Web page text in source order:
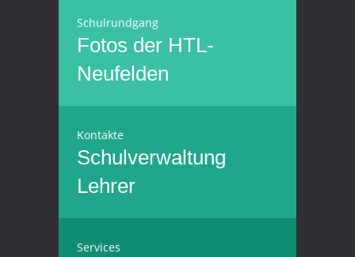
Schulrundgang
Fotos der HTL-
Neufelden
Kontakte
Schulverwaltung
Lehrer
Services